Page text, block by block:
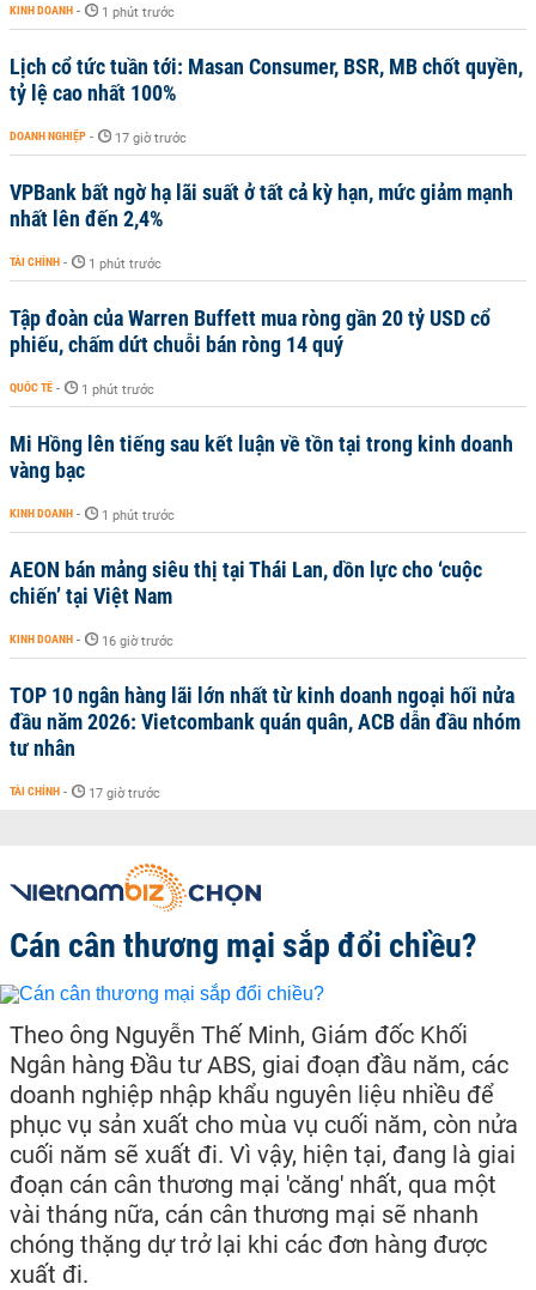
KINH DOANH - 1 phút trước
Lịch cổ tức tuần tới: Masan Consumer, BSR, MB chốt quyền,
tỷ lệ cao nhất 100%
DOANH NGHIỆP - 17 giờ trước
VPBank bất ngờ hạ lãi suất ở tất cả kỳ hạn, mức giảm mạnh
nhất lên đến 2,4%
TÀI CHÍNH - 1 phút trước
Tập đoàn của Warren Buffett mua ròng gần 20 tỷ USD cổ
phiếu, chấm dứt chuỗi bán ròng 14 quý
QUỐC TẾ - 1 phút trước
Mi Hồng lên tiếng sau kết luận về tồn tại trong kinh doanh
vàng bạc
KINH DOANH - 1 phút trước
AEON bán mảng siêu thị tại Thái Lan, dồn lực cho ‘cuộc
chiến’ tại Việt Nam
KINH DOANH - 16 giờ trước
TOP 10 ngân hàng lãi lớn nhất từ kinh doanh ngoại hối nửa
đầu năm 2026: Vietcombank quán quân, ACB dẫn đầu nhóm
tư nhân
TÀI CHÍNH - 17 giờ trước
Cán cân thương mại sắp đổi chiều?
Theo ông Nguyễn Thế Minh, Giám đốc Khối
Ngân hàng Đầu tư ABS, giai đoạn đầu năm, các
doanh nghiệp nhập khẩu nguyên liệu nhiều để
phục vụ sản xuất cho mùa vụ cuối năm, còn nửa
cuối năm sẽ xuất đi. Vì vậy, hiện tại, đang là giai
đoạn cán cân thương mại 'căng' nhất, qua một
vài tháng nữa, cán cân thương mại sẽ nhanh
chóng thặng dự trở lại khi các đơn hàng được
xuất đi.